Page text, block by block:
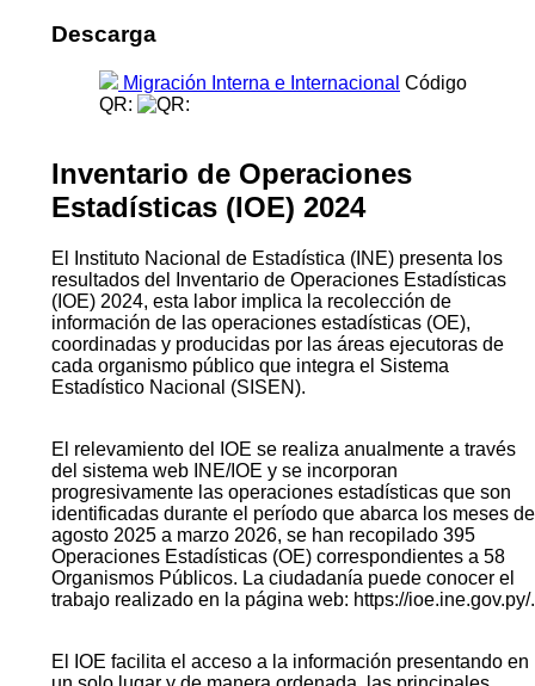
Descarga
Migración Interna e Internacional Código
QR:
Inventario de Operaciones
Estadísticas (IOE) 2024
El Instituto Nacional de Estadística (INE) presenta los
resultados del Inventario de Operaciones Estadísticas
(IOE) 2024, esta labor implica la recolección de
información de las operaciones estadísticas (OE),
coordinadas y producidas por las áreas ejecutoras de
cada organismo público que integra el Sistema
Estadístico Nacional (SISEN).
El relevamiento del IOE se realiza anualmente a través
del sistema web INE/IOE y se incorporan
progresivamente las operaciones estadísticas que son
identificadas durante el período que abarca los meses de
agosto 2025 a marzo 2026, se han recopilado 395
Operaciones Estadísticas (OE) correspondientes a 58
Organismos Públicos. La ciudadanía puede conocer el
trabajo realizado en la página web: https://ioe.ine.gov.py/.
El IOE facilita el acceso a la información presentando en